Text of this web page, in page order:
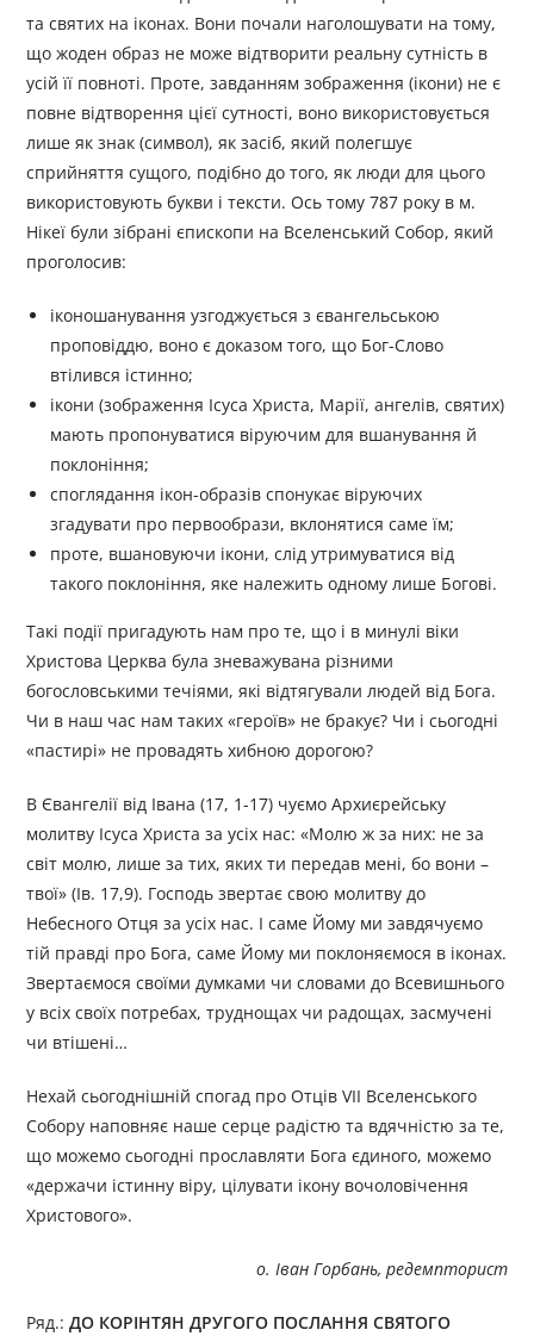
та святих на іконах. Вони почали наголошувати на тому,
що жоден образ не може відтворити реальну сутність в
усій її повноті. Проте, завданням зображення (ікони) не є
повне відтворення цієї сутності, воно використовується
лише як знак (символ), як засіб, який полегшує
сприйняття сущого, подібно до того, як люди для цього
використовують букви і тексти. Ось тому 787 року в м.
Нікеї були зібрані єпископи на Вселенський Собор, який
проголосив:
іконошанування узгоджується з євангельською
проповіддю, воно є доказом того, що Бог-Слово
втілився істинно;
ікони (зображення Ісуса Христа, Марії, ангелів, святих)
мають пропонуватися віруючим для вшанування й
поклоніння;
споглядання ікон-образів спонукає віруючих
згадувати про первообрази, вклонятися саме їм;
проте, вшановуючи ікони, слід утримуватися від
такого поклоніння, яке належить одному лише Богові.
Такі події пригадують нам про те, що і в минулі віки
Христова Церква була зневажувана різними
богословськими течіями, які відтягували людей від Бога.
Чи в наш час нам таких «героїв» не бракує? Чи і сьогодні
«пастирі» не провадять хибною дорогою?
В Євангелії від Івана (17, 1-17) чуємо Архиєрейську
молитву Ісуса Христа за усіх нас: «Молю ж за них: не за
світ молю, лише за тих, яких ти передав мені, бо вони –
твої» (Ів. 17,9). Господь звертає свою молитву до
Небесного Отця за усіх нас. І саме Йому ми завдячуємо
тій правді про Бога, саме Йому ми поклоняємося в іконах.
Звертаємося своїми думками чи словами до Всевишнього
у всіх своїх потребах, труднощах чи радощах, засмучені
чи втішені…
Нехай сьогоднішній спогад про Отців VII Вселенського
Собору наповняє наше серце радістю та вдячністю за те,
що можемо сьогодні прославляти Бога єдиного, можемо
«держачи істинну віру, цілувати ікону вочоловічення
Христового».
о. Іван Горбань, редемпторист
Ряд.:ДО КОРІНТЯН ДРУГОГО ПОСЛАННЯ СВЯТОГО